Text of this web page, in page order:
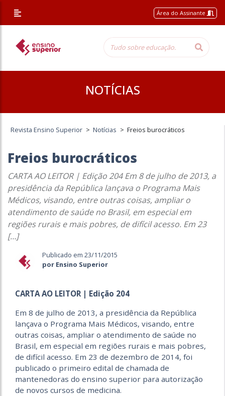
Área do Assinante
NOTÍCIAS
Revista Ensino Superior > Notícias > Freios burocráticos
Freios burocráticos
CARTA AO LEITOR | Edição 204 Em 8 de julho de 2013, a
presidência da República lançava o Programa Mais
Médicos, visando, entre outras coisas, ampliar o
atendimento de saúde no Brasil, em especial em
regiões rurais e mais pobres, de difícil acesso. Em 23
[…]
Publicado em 23/11/2015
por Ensino Superior
CARTA AO LEITOR | Edição 204
Em 8 de julho de 2013, a presidência da República
lançava o Programa Mais Médicos, visando, entre
outras coisas, ampliar o atendimento de saúde no
Brasil, em especial em regiões rurais e mais pobres,
de difícil acesso. Em 23 de dezembro de 2014, foi
publicado o primeiro edital de chamada de
mantenedoras do ensino superior para autorização
de novos cursos de medicina.